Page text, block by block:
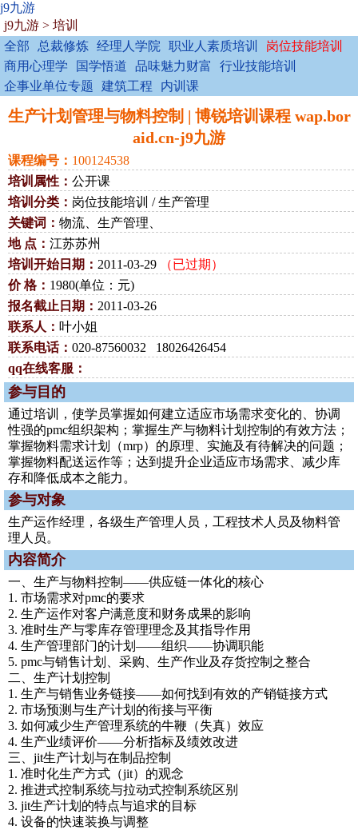
j9九游
j9九游 > 培训
全部
总裁修炼 经理人学院 职业人素质培训
岗位技能培训
商用心理学
国学悟道 品味魅力财富
行业技能培训
企事业单位专题
建筑工程 内训课
生产计划管理与物料控制 | 博锐培训课程 wap.bor
aid.cn-j9九游
课程编号： 100124538
培训属性： 公开课
培训分类： 岗位技能培训 / 生产管理
关键词： 物流、生产管理、
地 点： 江苏苏州
培训开始日期： 2011-03-29
（已过期）
价 格： 1980(单位：元)
报名截止日期： 2011-03-26
联系人： 叶小姐
联系电话： 020-87560032 18026426454
qq在线客服：
参与目的
通过培训，使学员掌握如何建立适应市场需求变化的、协调
性强的pmc组织架构；掌握生产与物料计划控制的有效方法；
掌握物料需求计划（mrp）的原理、实施及有待解决的问题；
掌握物料配送运作等；达到提升企业适应市场需求、减少库
存和降低成本之能力。
参与对象
生产运作经理，各级生产管理人员，工程技术人员及物料管
理人员。
内容简介
一、生产与物料控制——供应链一体化的核心
1. 市场需求对pmc的要求
2. 生产运作对客户满意度和财务成果的影响
3. 准时生产与零库存管理理念及其指导作用
4. 生产管理部门的计划——组织——协调职能
5. pmc与销售计划、采购、生产作业及存货控制之整合
二、生产计划控制
1. 生产与销售业务链接——如何找到有效的产销链接方式
2. 市场预测与生产计划的衔接与平衡
3. 如何减少生产管理系统的牛鞭（失真）效应
4. 生产业绩评价——分析指标及绩效改进
三、jit生产计划与在制品控制
1. 准时化生产方式（jit）的观念
2. 推进式控制系统与拉动式控制系统区别
3. jit生产计划的特点与追求的目标
4. 设备的快速装换与调整